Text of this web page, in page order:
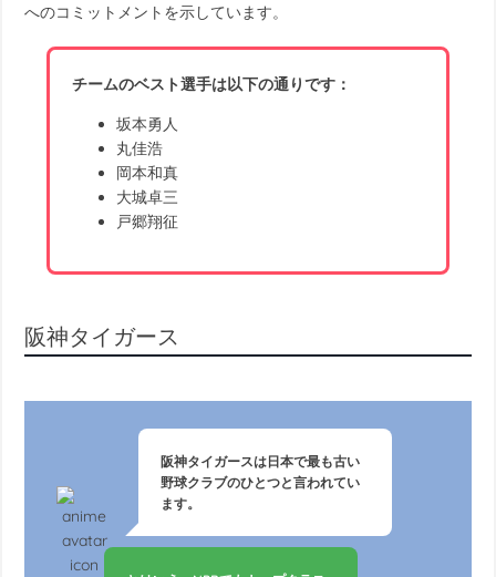
へのコミットメントを示しています。
チームのベスト選手は以下の通りです：
坂本勇人
丸佳浩
岡本和真
大城卓三
戸郷翔征
阪神タイガース
阪神タイガースは日本で最も古い
野球クラブのひとつと言われてい
ます。